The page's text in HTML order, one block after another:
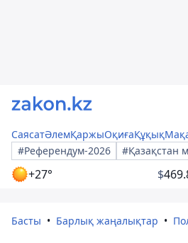
СаясатӘлемҚаржыОқиғаҚұқық
#Референдум-2026
#Қазақстан
+27° $
Басты Барлық жаңалықтар